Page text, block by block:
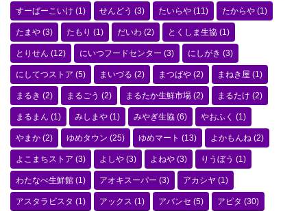
すーぱーこいけ (1) せんどう (3) たいらや (11) たからや (1)
たまや (3) たもり (1) だいわ (2) とくしま生協 (1)
とりせん (12) にいつフードセンター (3) にしがき (3)
にしてつストア (5) まいづる (2) まつばや (2) まねき屋 (1)
まるき (2) まるごう (2) まるたか生鮮市場 (2) まるたけ (2)
まるまん (1) みしまや (1) みやぎ生協 (6) やおふく (1)
やまか (2) ゆめタウン (25) ゆめマート (13) よかもんね (2)
よこまちストア (3) よしや (3) よねや (3) りうぼう (1)
わたなべ生鮮館 (1) アオキスーパー (3) アカシヤ (1)
アスタラビスタ (1) アックス (1) アバンセ (5) アピタ (30)